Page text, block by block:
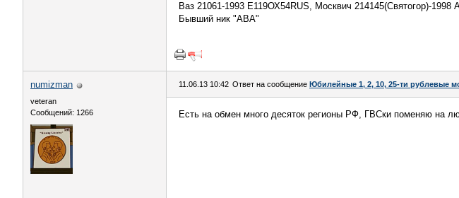
Ваз 21061-1993 Е119ОХ54RUS, Москвич 214145(Святогор)-
Бывший ник "АВА"
numizman
veteran
Сообщений: 1266
11.06.13 10:42 Ответ на сообщение Юбилейные 1, 2, 10, 25-ти рублевые
Есть на обмен много десяток регионы РФ, ГВСки поменяю на